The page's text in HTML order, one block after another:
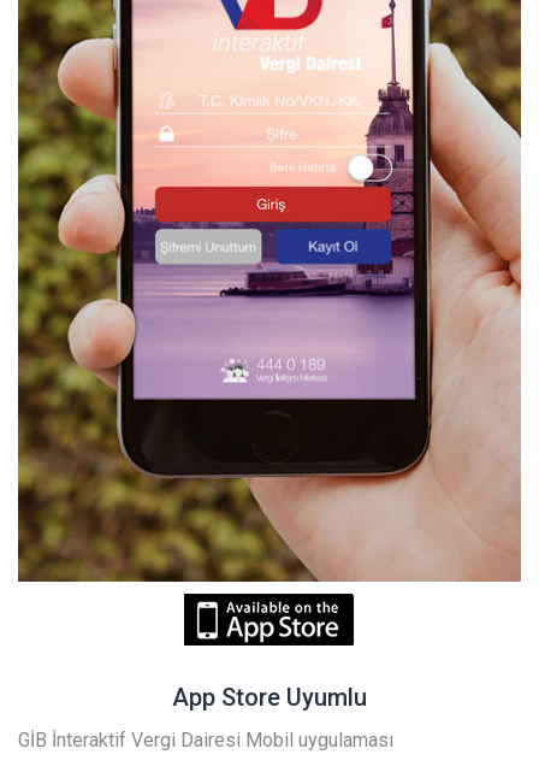
App Store Uyumlu
GİB İnteraktif Vergi Dairesi Mobil uygulaması